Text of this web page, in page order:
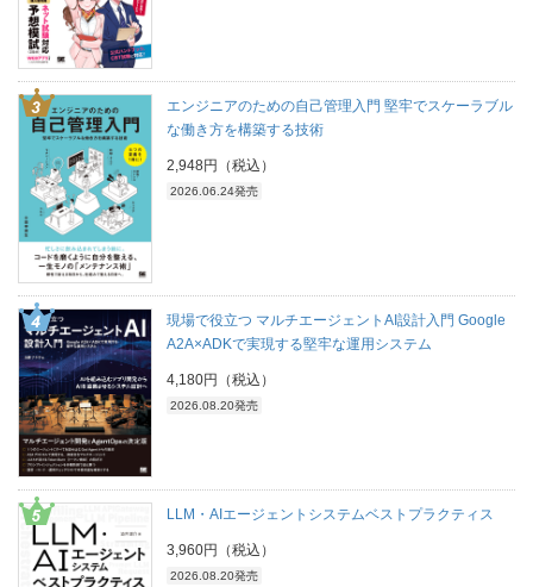
エンジニアのための自己管理入門 堅牢でスケーラブル
な働き方を構築する技術
2,948円（税込）
2026.06.24発売
現場で役立つ マルチエージェントAI設計入門 Google
A2A×ADKで実現する堅牢な運用システム
4,180円（税込）
2026.08.20発売
LLM・AIエージェントシステムベストプラクティス
3,960円（税込）
2026.08.20発売